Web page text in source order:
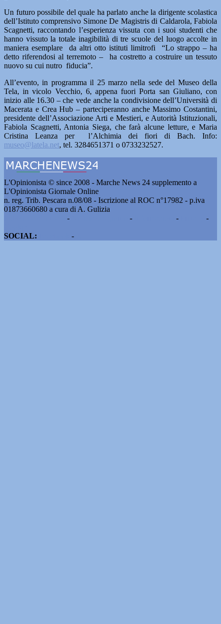
Un futuro possibile del quale ha parlato anche la dirigente scolastica
dell’Istituto comprensivo Simone De Magistris di Caldarola, Fabiola
Scagnetti, raccontando l’esperienza vissuta con i suoi studenti che
hanno vissuto la totale inagibilità di tre scuole del luogo accolte in
maniera esemplare da altri otto istituti limitrofi “Lo strappo – ha
detto riferendosi al terremoto – ha costretto a costruire un tessuto
nuovo su cui nutro fiducia”.
All’evento, in programma il 25 marzo nella sede del Museo della
Tela, in vicolo Vecchio, 6, appena fuori Porta san Giuliano, con
inizio alle 16.30 – che vede anche la condivisione dell’Università di
Macerata e Crea Hub – parteciperanno anche Massimo Costantini,
presidente dell’Associazione Arti e Mestieri, e Autorità Istituzionali,
Fabiola Scagnetti, Antonia Siega, che farà alcune letture, e Maria
Cristina Leanza per l’Alchimia dei fiori di Bach. Info:
museo@latela.net, tel. 3284651371 o 0733232527.
L'Opinionista © since 2008 - Marche News 24 supplemento a
L'Opinionista Giornale Online
n. reg. Trib. Pescara n.08/08 - Iscrizione al ROC n°17982 - p.iva
01873660680 a cura di A. Gulizia
- - -
-
SOCIAL:
-